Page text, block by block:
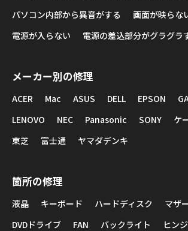
パソコン内部から異音がする
画面が映らな
電源が入らない
電源の差込部分がグラグラ
メーカー別の修理
ACER Mac ASUS DELL EPSON
LENOVO
NEC Panasonic SONY
ケ
東芝
富士通 ヤマダデンキ
箇所の修理
液晶 キーボード ハードディスク
マザ
DVDドライブ
FAN バックライト ヒンジ